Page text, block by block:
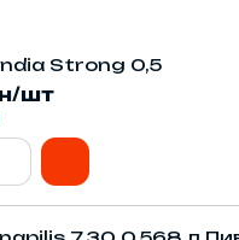
Strong 0,5
шт